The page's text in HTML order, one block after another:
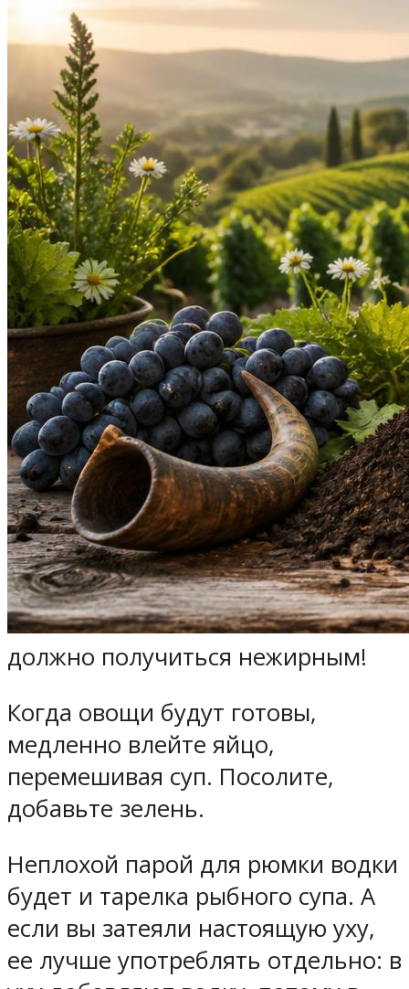
должно получиться нежирным!
Когда овощи будут готовы,
медленно влейте яйцо,
перемешивая суп. Посолите,
добавьте зелень.
Неплохой парой для рюмки водки
будет и тарелка рыбного супа. А
если вы затеяли настоящую уху,
ее лучше употреблять отдельно: в